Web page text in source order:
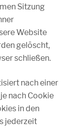
Sitzung
Website
gelöscht,
schließen.
nach einer
nach Cookie
in den
jederzeit